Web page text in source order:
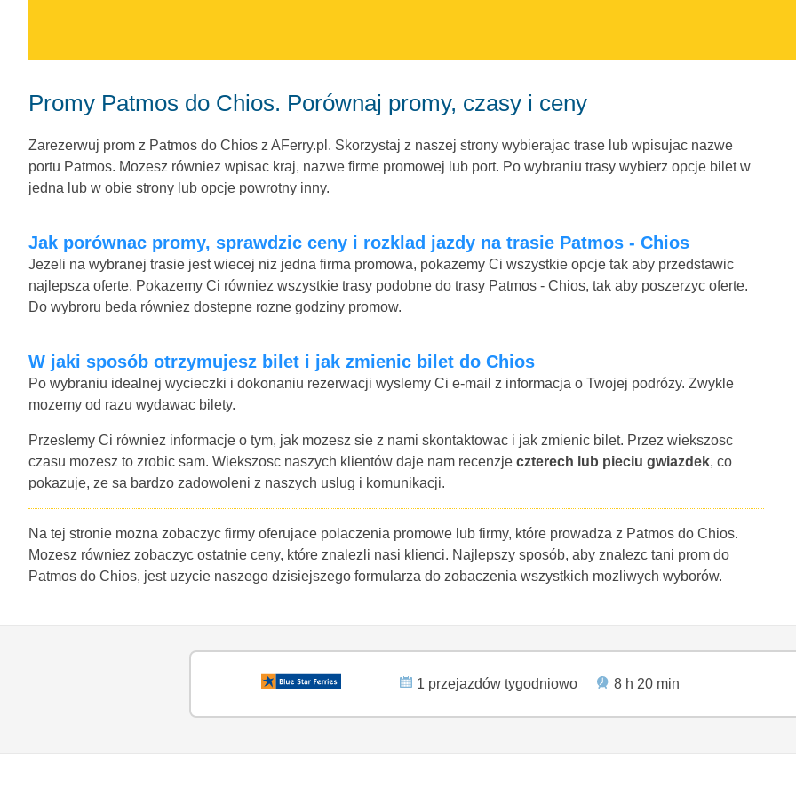
Promy Patmos do Chios. Porównaj promy, czasy i ceny
Zarezerwuj prom z Patmos do Chios z AFerry.pl. Skorzystaj z naszej strony wybierajac trase lub wpisujac nazwe
portu Patmos. Mozesz równiez wpisac kraj, nazwe firme promowej lub port. Po wybraniu trasy wybierz opcje bilet w
jedna lub w obie strony lub opcje powrotny inny.
Jak porównac promy, sprawdzic ceny i rozklad jazdy na trasie Patmos - Chios
Jezeli na wybranej trasie jest wiecej niz jedna firma promowa, pokazemy Ci wszystkie opcje tak aby przedstawic
najlepsza oferte. Pokazemy Ci równiez wszystkie trasy podobne do trasy Patmos - Chios, tak aby poszerzyc oferte.
Do wybroru beda równiez dostepne rozne godziny promow.
W jaki sposób otrzymujesz bilet i jak zmienic bilet do Chios
Po wybraniu idealnej wycieczki i dokonaniu rezerwacji wyslemy Ci e-mail z informacja o Twojej podrózy. Zwykle
mozemy od razu wydawac bilety.
Przeslemy Ci równiez informacje o tym, jak mozesz sie z nami skontaktowac i jak zmienic bilet. Przez wiekszosc
czasu mozesz to zrobic sam. Wiekszosc naszych klientów daje nam recenzje czterech lub pieciu gwiazdek, co
pokazuje, ze sa bardzo zadowoleni z naszych uslug i komunikacji.
Na tej stronie mozna zobaczyc firmy oferujace polaczenia promowe lub firmy, które prowadza z Patmos do Chios.
Mozesz równiez zobaczyc ostatnie ceny, które znalezli nasi klienci. Najlepszy sposób, aby znalezc tani prom do
Patmos do Chios, jest uzycie naszego dzisiejszego formularza do zobaczenia wszystkich mozliwych wyborów.
1 przejazdów tygodniowo 8 h 20 min